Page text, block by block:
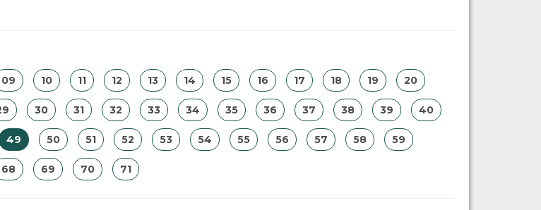
09 10 11 12 13 14 15 16 17 18 19 20
30 31 32 33 34 35 36 37 38 39 40
49 50 51 52 53 54 55 56 57 58 59
68 69 70 71